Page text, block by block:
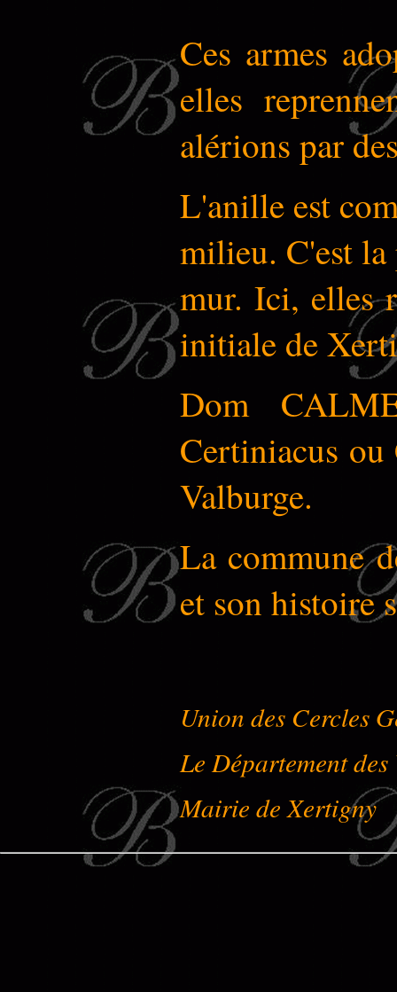
Ces armes
elles
alérions par
L'anille est
milieu. C'est
mur. Ici, elles
initiale de
Dom
Certiniacus ou
Valburge.
La commune
et son histoire
Union des Cercles
Le Département
Mairie de Xertigny